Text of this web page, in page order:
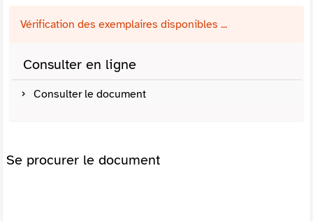
Vérification des exemplaires disponibles ...
Consulter en ligne
Consulter le document
Se procurer le document